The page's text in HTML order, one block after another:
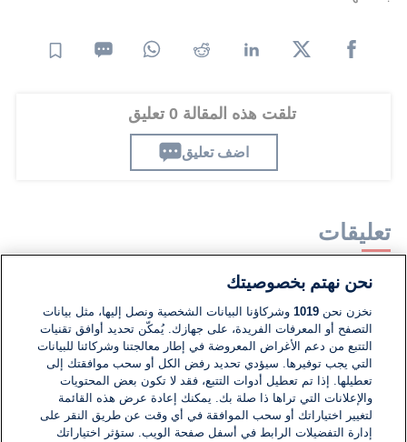
تلقت هذه المقالة 0 تعليق
اضف تعليق
تعليقات
لا توجد تعليقات مكتوبة حتى الآن. كن الأول!
اكتب تعليقًا جديدًا ...
نحن نهتم بخصوصيتك
نخزن نحن1019 وشركاؤنا البيانات الشخصية ونصل إليها، مثل بيانات
التصفح أو المعرفات الفريدة، على جهازك. يُمكّن تحديد أوافق تقنيات
التتبع من دعم الأغراض المعروضة في إطار معالجتنا وشركائنا للبيانات
التي يجب توفيرها. سيؤدي تحديد رفض الكل أو سحب موافقتك إلى
تعطيلها. إذا تم تعطيل أدوات التتبع، فقد لا تكون بعض المحتويات
والإعلانات التي تراها ذا صلة بك. يمكنك إعادة عرض هذه القائمة
لتغيير اختياراتك أو سحب الموافقة في أي وقت عن طريق النقر على
إدارة التفضيلات الرابط في أسفل صفحة الويب. ستؤثر اختياراتك